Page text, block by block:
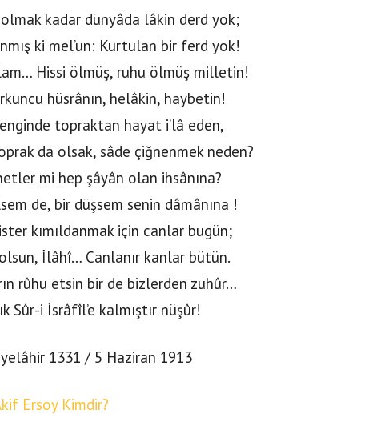
kadar dünyâda lâkin derd yok;
ki mel’un: Kurtulan bir ferd yok!
Hissi ölmüş, ruhu ölmüş milletin!
hüsrânın, helâkin, haybetin!
topraktan hayat i’lâ eden,
da olsak, sâde çiğnenmek neden?
mi hep şâyân olan ihsânına?
de, bir düşsem senin dâmânına !
kımıldanmak için canlar bugün;
İlâhî… Canlanır kanlar bütün.
rûhu etsin bir de bizlerden zuhûr…
Sûr-i İsrâfîl’e kalmıştır nüşûr!
1331 / 5 Haziran 1913
Ersoy Kimdir?